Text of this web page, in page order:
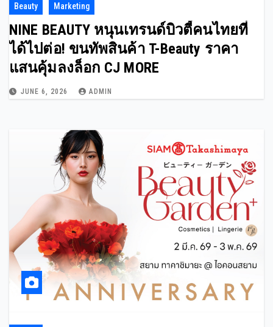
Beauty Marketing
NINE BEAUTY หนุนเทรนด์บิวตี้คนไทยที่
ได้ไปต่อ! ขนทัพสินค้า T-Beauty ราคา
แสนคุ้มลงล็อก CJ MORE
JUNE 6, 2026 ADMIN